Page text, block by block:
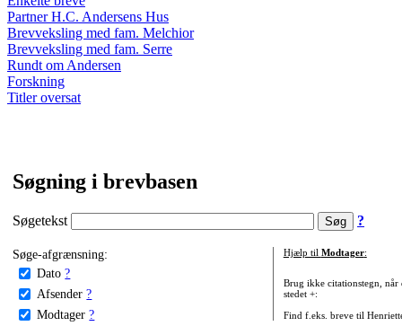
Partner H.C. Andersens Hus
Brevveksling med fam. Melchior
Brevveksling med fam. Serre
Rundt om Andersen
Forskning
Titler oversat
Søgning i brevbasen
Søgetekst ?
Søge-afgrænsning:
Dato ?
Afsender ?
Modtager ?
Hjælp til Modtager:
Brug ikke citationstegn, når
stedet +:
Find f.eks. breve til